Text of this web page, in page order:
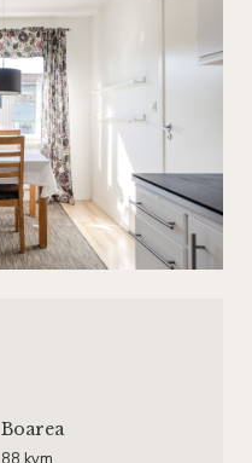
Boarea